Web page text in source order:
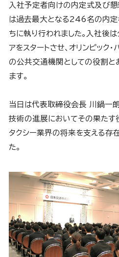
入社予定者向けの内定式及び懇
は過去最大となる246名の内定
ちに執り行われました。入社後
アをスタートさせ、オリンピック
の公共交通機関としての役割と
ます。
当日は代表取締役会長 川鍋一
技術の進展においてその果たす
タクシー業界の将来を支える存
た。